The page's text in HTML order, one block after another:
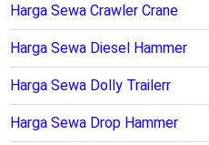
Harga Sewa Crawler Crane
Harga Sewa Diesel Hammer
Harga Sewa Dolly Trailerr
Harga Sewa Drop Hammer